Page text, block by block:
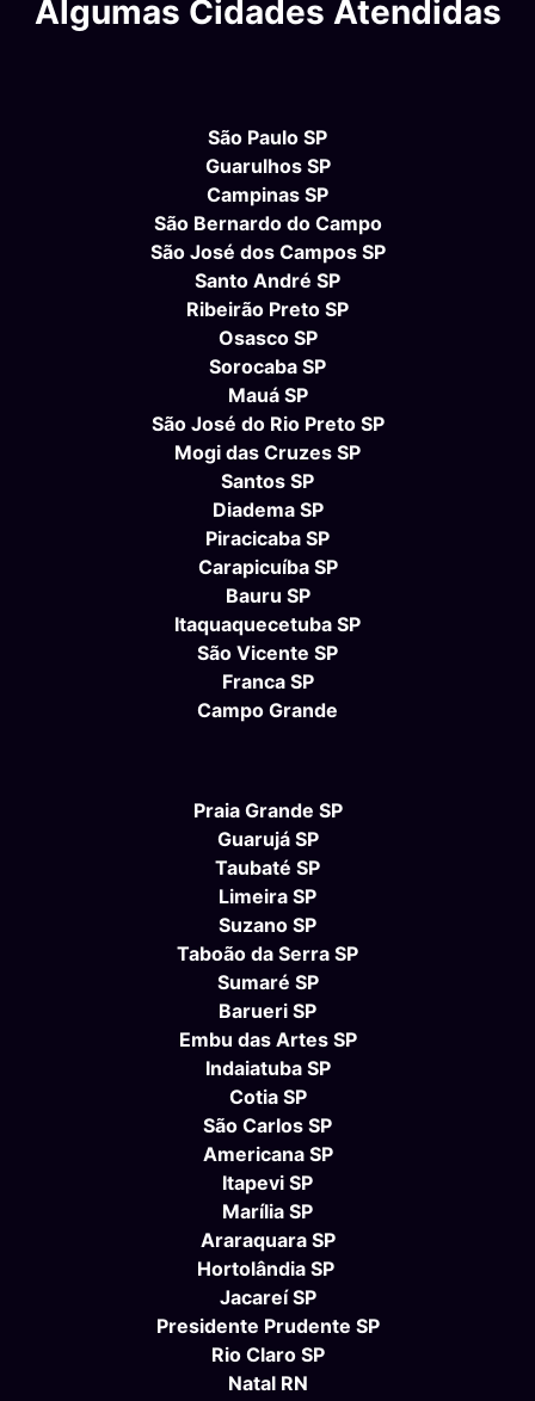
Algumas Cidades Atendidas
São Paulo SP
Guarulhos SP
Campinas SP
São Bernardo do Campo
São José dos Campos SP
Santo André SP
Ribeirão Preto SP
Osasco SP
Sorocaba SP
Mauá SP
São José do Rio Preto SP
Mogi das Cruzes SP
Santos SP
Diadema SP
Piracicaba SP
Carapicuíba SP
Bauru SP
Itaquaquecetuba SP
São Vicente SP
Franca SP
Campo Grande
Praia Grande SP
Guarujá SP
Taubaté SP
Limeira SP
Suzano SP
Taboão da Serra SP
Sumaré SP
Barueri SP
Embu das Artes SP
Indaiatuba SP
Cotia SP
São Carlos SP
Americana SP
Itapevi SP
Marília SP
Araraquara SP
Hortolândia SP
Jacareí SP
Presidente Prudente SP
Rio Claro SP
Natal RN